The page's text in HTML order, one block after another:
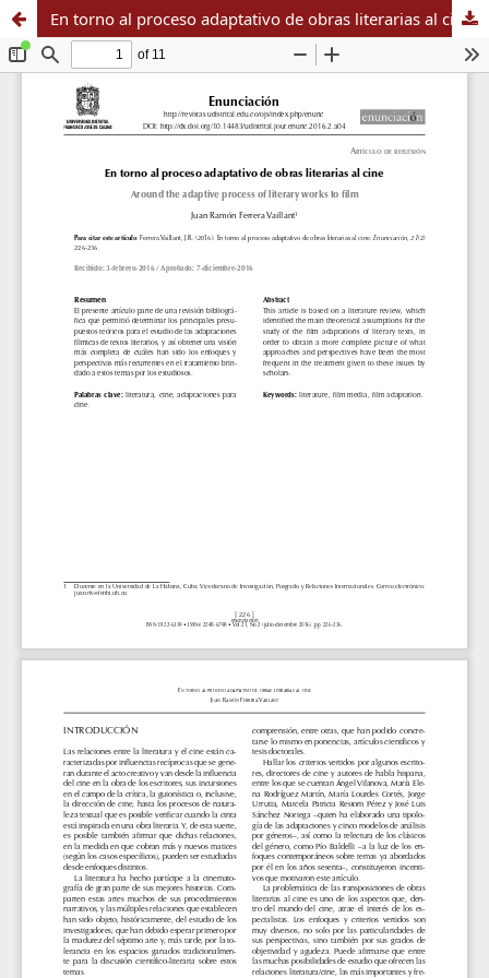
En torno al proceso adaptativo de obras literarias al cine